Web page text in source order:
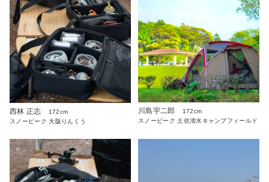
西林 正志
172cm
スノーピーク 大阪りんくう
川島宇二郎
172cm
スノーピーク 土佐清水キャンプフィールド